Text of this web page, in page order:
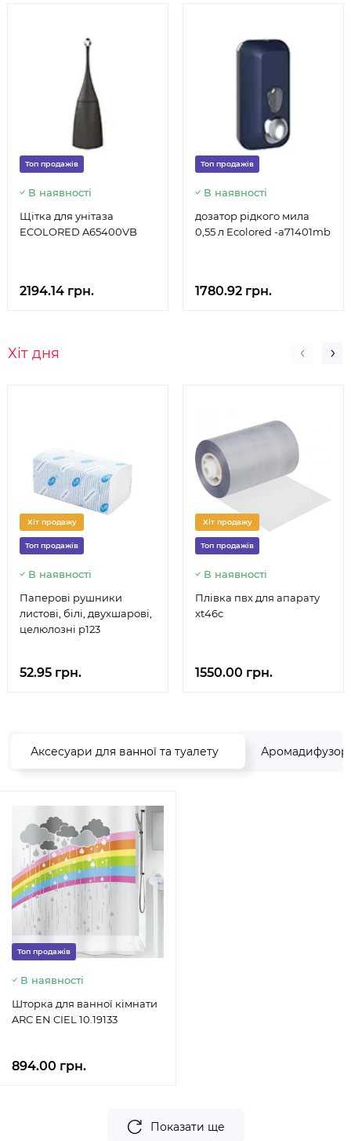
Топ продажів
В наявності
Щітка для унітаза
ECOLORED A65400VB
2194.14 грн.
Топ продажів
В наявності
дозатор рідкого мила
0,55 л Ecolored -a71401mb
1780.92 грн.
Хіт дня
Хіт продажу
Топ продажів
В наявності
Паперові рушники
листові, білі, двухшарові,
целюлозні р123
52.95 грн.
Хіт продажу
Топ продажів
В наявності
Плівка пвх для апарату
xt46c
1550.00 грн.
Аксесуари для ванної та туалету
Топ продажів
В наявності
Шторка для ванної кімнати
ARC EN CIEL 10.19133
894.00 грн.
Показати ще